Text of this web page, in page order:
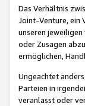
Das Verhältnis
Joint-Venture, ein
unseren
oder Zusagen
ermöglichen,
Ungeachtet
Parteien in
veranlasst oder